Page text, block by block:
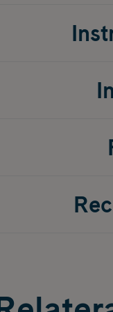
ett dagligt intag
ger synbart resultat.